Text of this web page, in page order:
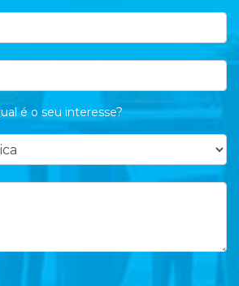
é o seu interesse?